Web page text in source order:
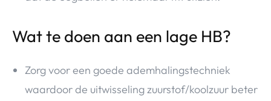
Wat te doen aan een lage HB?
Zorg voor een goede ademhalingstechniek
waardoor de uitwisseling zuurstof/koolzuur beter